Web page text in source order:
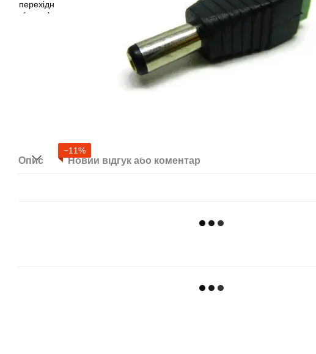
−11%
Опис Новий відгук або коментар